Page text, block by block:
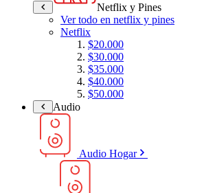
Netflix y Pines
Ver todo en netflix y pines
Netflix
$20.000
$30.000
$35.000
$40.000
$50.000
Audio
Audio Hogar